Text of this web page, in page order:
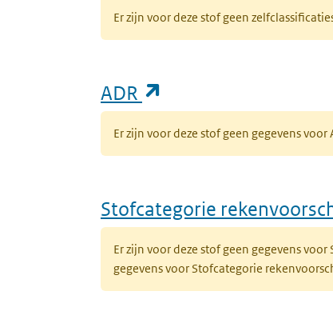
Er zijn voor deze stof geen
ADR
Er zijn voor deze stof geen gegevens
Stofcategorie
Er zijn voor deze stof geen gegevens
gegevens voor Stofcategorie